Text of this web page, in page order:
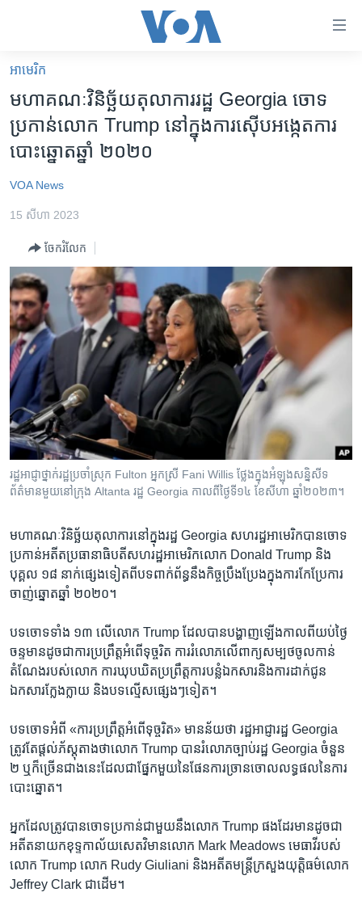
គេហទំព័រ​
ទាក់ទង
និង​
ចូល​
ទំព័រ​
ព័ត៌មាន​​
រំលង​
និង​
ចូល​
ទៅ​
ទំព័រ​
រចនា
សម្ព័ន្ធ​
រំលង​
និង​
ចូល​
ទៅ​
កាន់​
ទំព័រ​
រក
អន្តរជាតិ
ព្រឹត្តិការណ៍ព័ត៌មាន
ទូរទស្សន៍ / វីដេអូ​
វិទ្យុ / ផតខាសថ៍
កម្មវិធីទាំងអស់
Khmer English
បណ្តាញ​សង្គម
អាមេរិក​
មហាគណៈវិនិច្ឆ័យ​តុលាការ​រដ្ឋ Georgia ចោទ​
ប្រកាន់​លោក Trump នៅ​ក្នុង​ការ​ស៊ើប​អង្កេត​ការ​
បោះឆ្នោត​ឆ្នាំ ២០២០
VOA News
15 សីហា 2023
ចែករំលែក
រដ្ឋអាជ្ញា​ថ្នាក់​រដ្ឋ​ប្រចាំ​ស្រុក Fulton អ្នកស្រី Fani Willis ថ្លែង​ក្នុង​អំឡុង​សន្និសីទ​
ព័ត៌មាន​មួយ​នៅ​ក្រុង Altanta រដ្ឋ Georgia កាល​ពី​ថ្ងៃទី​១៤ ខែ​សីហា ឆ្នាំ​២០២៣។
មហា​គណៈវិនិច្ឆ័យ​តុលាការ​នៅ​ក្នុង​រដ្ឋ Georgia សហរដ្ឋ​អាមេរិក​បាន​ចោទ​
ប្រកាន់​អតីត​ប្រធានាធិបតីសហរដ្ឋ​អាមេរិក​លោក Donald Trump ​និង​
បុគ្គល ​១៨ ​នាក់​ផ្សេង​ទៀត​ពី​បទ​ពាក់ព័ន្ធនឹង​កិច្ច​ប្រឹងប្រែងក្នុង​ការ​កែប្រែការ​
ចាញ់​ឆ្នោត​ឆ្នាំ ២០២០។
បទ​ចោទ​ទាំង ១៣ លើ​លោក Trump ដែល​បាន​បង្ហាញ​ឡើង​កាលពី​យប់​ថ្ងៃ​
ចន្ទ​មាន​ដូចជា​ការ​ប្រព្រឹត្ត​អំពើ​ទុច្ចរិត ការ​រំលោភ​លើ​ពាក្យ​សម្បថ​ចូល​កាន់​
តំណែង​របស់​លោក ការ​ឃុបឃិត​ប្រព្រឹត្ត​ការ​បន្លំ​ឯកសារ​និង​ការ​ដាក់​ជូន​
ឯកសារ​ក្លែងក្លាយ និង​បទល្មើស​ផ្សេងៗ​ទៀត។
បទ​ចោទ​អំពី «ការ​ប្រព្រឹត្ត​អំពើ​ទុច្ចរិត» មាន​ន័យ​ថា រដ្ឋអាជ្ញា​រដ្ឋ Georgia
ត្រូវតែ​ផ្ដល់​ភ័ស្តុតាង​ថា​លោក Trump បាន​រំលោភ​ច្បាប់​រដ្ឋ Georgia ចំនួន
២ ឬ​ក៏​ច្រើន​ជាង​នេះ​ដែល​ជា​ផ្នែក​មួយ​នៃ​ផែនការ​ច្រានចោល​លទ្ធផល​នៃ​ការ​
បោះឆ្នោត។
អ្នក​ដែល​ត្រូវ​បាន​ចោទ​ប្រកាន់​ជាមួយ​នឹង​លោក Trump ផង​ដែរ​មាន​ដូចជា​
អតីត​នាយក​ខុទ្ទកាល័យ​សេតវិមាន​លោក Mark Meadows មេធាវី​របស់​
លោក Trump លោក Rudy Giuliani និង​អតីត​មន្ត្រី​ក្រសួង​យុត្តិធម៌​លោក
Jeffrey Clark ជាដើម។